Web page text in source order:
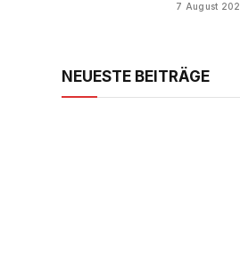
7 August
NEUESTE BEITRÄGE